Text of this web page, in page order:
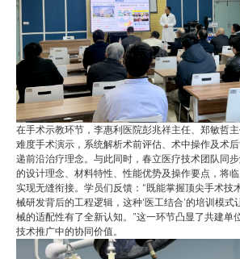
在手术示教环节，李惠利医院彭兆祥主任、郑敏哲
难度手术演示，系统解析术前评估、术中操作及术
递前沿治疗理念。与此同时，春立医疗技术团队同
的设计理念、材料特性、性能优势及操作要点，将
实现无缝衔接。学员们反馈：“既能掌握顶尖手术技
械研发背后的工程逻辑，这种‘医工结合’的培训模式
械的适配性有了全新认知。”这一环节凸显了共建单
技术推广中的协同价值。